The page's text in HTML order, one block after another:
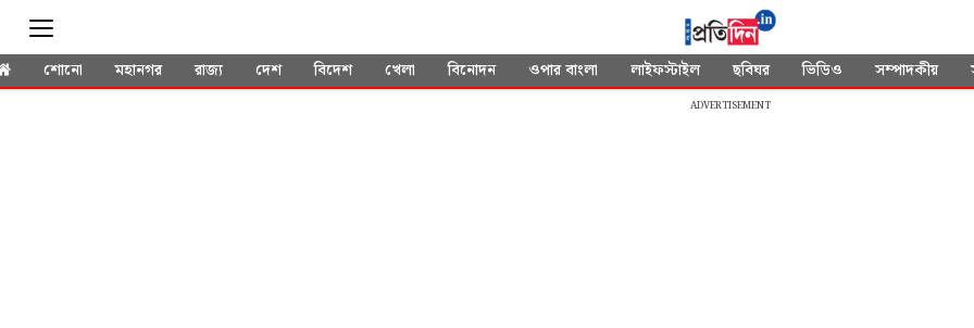
শোনো মহানগর রাজ্য দেশ বিদেশ খেলা বিনোদন ওপার বাংলা লাইফস্টাইল ছবিঘর ভিডিও সম্পাদকীয়
ADVERTISEMENT